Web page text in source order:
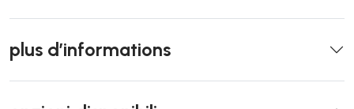
plus d’informations